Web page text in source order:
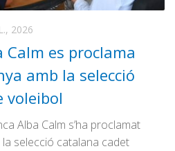
2026
Calm es proclama
amb la selecció
voleibol
Alba Calm s’ha proclamat
la selecció catalana cadet